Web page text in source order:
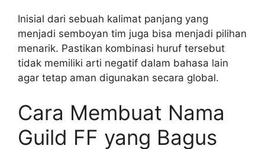
Inisial dari sebuah kalimat panjang yang
menjadi semboyan tim juga bisa menjadi pilihan
menarik. Pastikan kombinasi huruf tersebut
tidak memiliki arti negatif dalam bahasa lain
agar tetap aman digunakan secara global.
Cara Membuat Nama
Guild FF yang Bagus